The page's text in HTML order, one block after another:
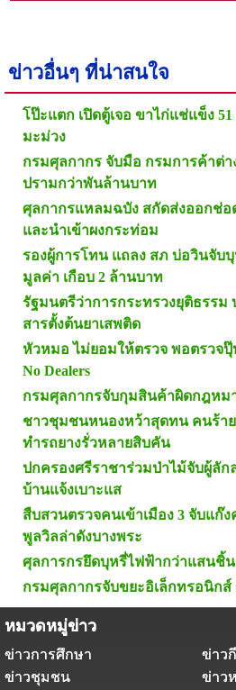
ข่าวอื่นๆ ที่น่าสนใจ
โป๊ะแตก เปิดตู้เจอ ขาไก่แช่แข็ง
มะม่วง
กรมศุลกากร จับมือ กรมการค้าต่า
ปรามกว่าพันล้านบาท
ศุลกากรแหลมฉบัง สกัดส่งออกช่
และนำเข้าผงกระท่อม
รองผู้การโทน แถลง สภ บ่อวินจับ
มูลค่า เกือบ 2 ล้านบาท
รัฐมนตรีว่าการกระทรวงยุติธรรม
สารตั้งต้นยาเสพติด
หัวหมอ ไม่ยอมให้ตรวจ พอตรวจปุ๊
No Dealers
กรมศุลกากรจับกุมสินค้าผิดกฎหม
ชาวชุมชนหนองหว้าสุดทน คนร้าย
ทำรถยางรั่วหลายสิบคัน
ปกครองศรีราชาร่วมป่าไม้จับผู้ลัก
บ้านแจ้งเบาะแส
สืบสวนตรวจคนเข้าเมือง 3 จับแก๊
พูลวิลล่าดังบางพระ
ศุลการกรยึดบุหรี่ไฟฟ้ากว่าแสนชิ้
กรมศุลกากรจับขยะอิเล็กทรอนิกส์
หมวดหมู่ข่าว
ข่าวการศึกษา
ข่าว
ข่าวชุมชน
ข่าว